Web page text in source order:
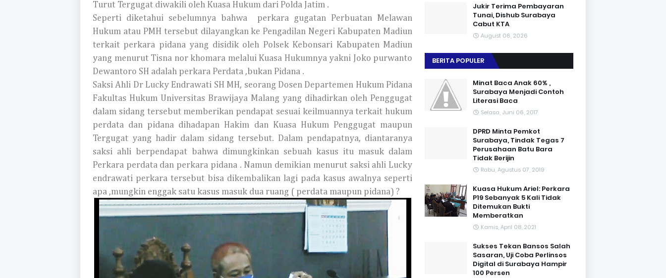
Turut Tergugat diwakili oleh Kuasa Hukum dari Polda Jatim .
Seperti diketahui sebelumnya bahwa perkara gugatan Perbuatan Melawan
Hukum atau PMH tersebut dilayangkan ke Pengadilan Negeri Kabupaten Madiun
terkait perkara pidana yang disidik oleh Polsek Kebonsari Kabupaten Madiun
yang menurut Tisna nor khomara melalui Kuasa Hukumnya yakni Joko purwanto
Dewantoro SH adalah perkara Perdata ,bukan Pidana .
Saksi Ahli Dr Lucky Endrawati SH MH, seorang Dosen Departemen Hukum Pidana
Fakultas Hukum Universitas Brawijaya Malang yang dihadirkan oleh Penggugat
dalam sidang tersebut memberikan pendapat sesuai keilmuannya terkait hukum
perdata dan pidana dihadapan Hakim dan Kuasa Hukum Penggugat maupun
Tergugat yang hadir dalam sidang tersebut. Dalam pendapatnya, diantaranya
saksi ahli berpendapat bahwa dimungkinkan sebuah kasus itu masuk dalam
Perkara perdata dan perkara pidana . Namun demikian menurut saksi ahli Lucky
endrawati perkara tersebut bisa dikembalikan lagi pada kasus awalnya seperti
apa ,mungkin enggak satu kasus masuk dua ruang ( perdata maupun pidana) ?
Jukir Terima Pembayaran
Tunai, Dishub Surabaya
Cabut KTA
August 06, 2026
BERITA POPULER
Minat Baca Anak 60% ,
Surabaya Menjadi Contoh
Literasi Baca
Selasa, Juni 06, 2017
DPRD Minta Pemkot
Surabaya, Tindak Tegas 7
Perusahaan Batu Bara
Tidak Berijin
Rabu, Agustus 07, 2019
Kuasa Hukum Ariel: Perkara
P19 Sebanyak 5 Kali Tidak
Ditemukan Bukti
Memberatkan
Kamis, April 08, 2021
Sukses Tekan Bansos Salah
Sasaran, Uji Coba Perlinsos
Digital di Surabaya Hampir
100 Persen